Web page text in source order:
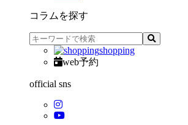
コラムを探す
shopping
web予約
official sns